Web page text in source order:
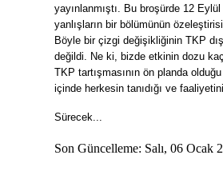
yayınlanmıştı. Bu broşürde 12
yanlışların bir bölümünün
Böyle bir çizgi değişikliğinin TKP
değildi. Ne ki, bizde etkinin dozu
TKP tartışmasının ön planda
içinde herkesin tanıdığı ve
Sürecek...
Son Güncelleme: Salı, 06 Ocak